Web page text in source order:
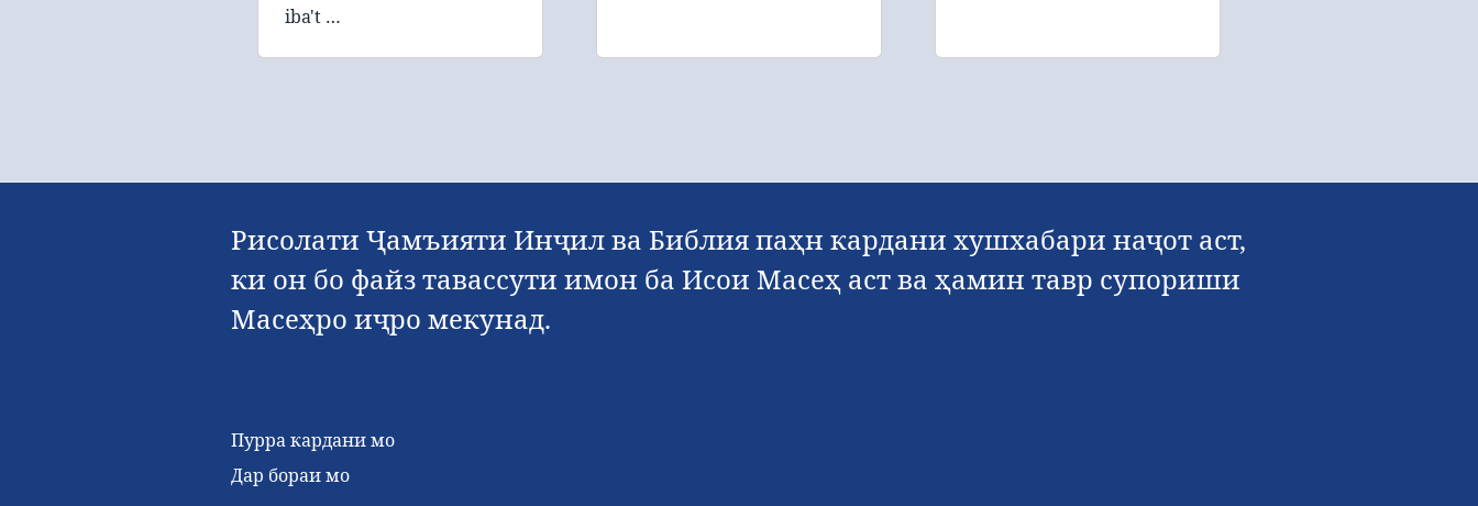
iba't …
Рисолати Ҷамъияти Инҷил ва Библия паҳн кардани хушхабари наҷот аст,
ки он бо файз тавассути имон ба Исои Масеҳ аст ва ҳамин тавр супориши
Масеҳро иҷро мекунад.
Пурра кардани мо
Дар бораи мо